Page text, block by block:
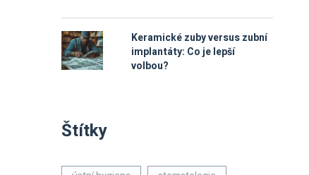
Keramické zuby versus zubní
implantáty: Co je lepší
volbou?
Štítky